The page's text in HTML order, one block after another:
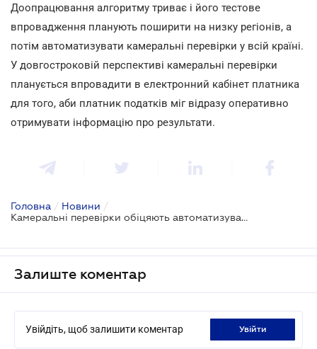
Доопрацювання алгоритму триває і його тестове
впровадження планують поширити на низку регіонів, а
потім автоматизувати камеральні перевірки у всій країні.
У довгостроковій перспективі камеральні перевірки
планується впровадити в електронний кабінет платника
для того, аби платник податків міг відразу оперативно
отримувати інформацію про результати.
Головна / Новини /
Камеральні перевірки обіцяють автоматизувати
Залиште коментар
Увійдіть, щоб залишити коментар увійти